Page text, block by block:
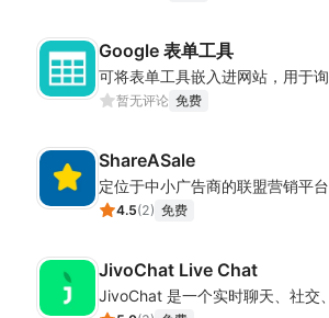
Google 表单工具
暂无评论 免费
ShareASale
定位于中小广告商的联盟营销平台
4.5(2) 免费
JivoChat Live Chat